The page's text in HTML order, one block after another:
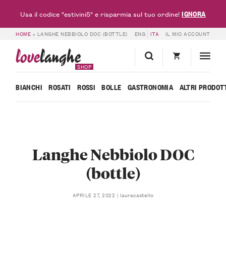
HOME » LANGHE NEBBIOLO DOC (BOTTLE) ENG ITA IL MIO ACCOUNT
lovelanghe
SHOP
BIANCHI ROSATI ROSSI BOLLE GASTRONOMIA ALTRI
Langhe Nebbiolo DOC
(bottle)
APRILE 27, 2022 lauracastello
Usa il codice "estivini5" e risparmia sul tuo ordine!IGNORA